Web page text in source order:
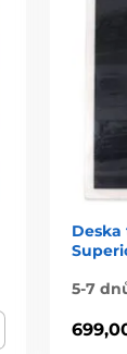
Deska
5-7